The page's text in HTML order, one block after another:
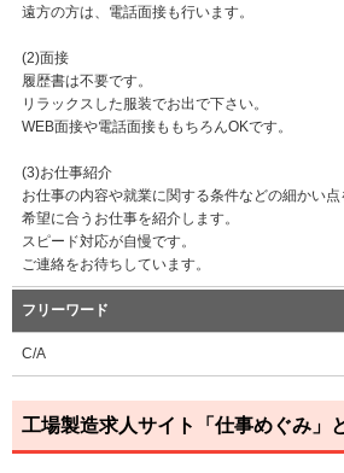
遠方の方は、電話面接も行います。
(2)面接
履歴書は不要です。
リラックスした服装でお出で下さい。
WEB面接や電話面接ももちろんOKです。
(3)お仕事紹介
お仕事の内容や就業に関する条件などの細かい点
希望に合うお仕事を紹介します。
スピード対応が自慢です。
ご連絡をお待ちしています。
フリーワード
C/A
工場製造求人サイト「仕事めぐみ」